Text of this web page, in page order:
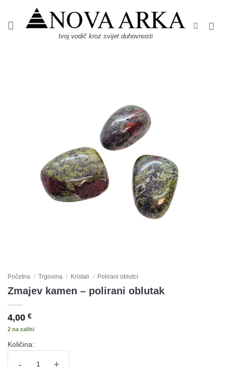
content
tvoj vodič kroz svijet duhovnosti
Početna / Trgovina / Kristali / Polirani oblutci
Zmajev kamen – polirani oblutak
4,00 €
2 na zalihi
Količina: